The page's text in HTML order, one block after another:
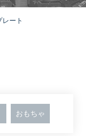
ート
おもちゃ